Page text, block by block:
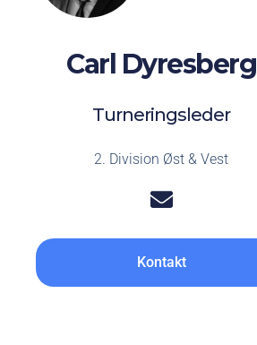
Carl Dyresberg
Turneringsleder
2. Division Øst & Vest
Kontakt